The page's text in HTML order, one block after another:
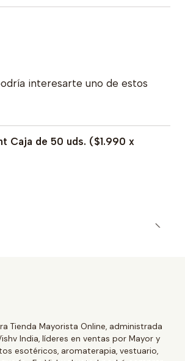
interesarte uno de estos
Caja de 50 uds. ($1.990 x
Tienda Mayorista Online, administrada
India, líderes en ventas por Mayor y
esotéricos, aromaterapia, vestuario,